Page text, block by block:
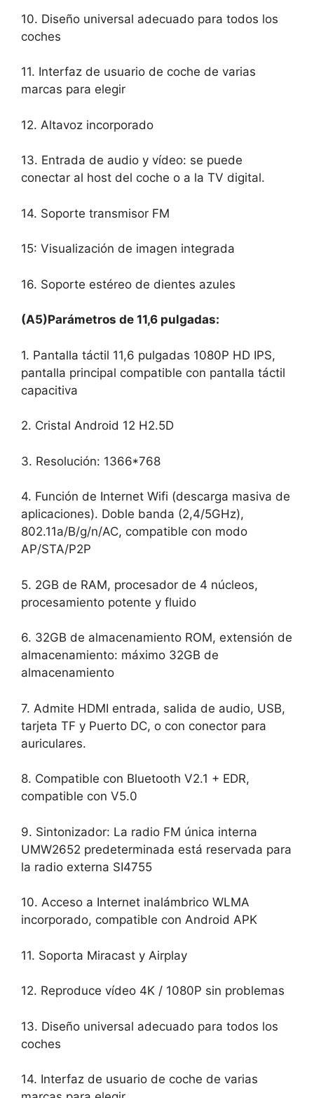
10. Diseño universal adecuado para todos los
coches
11. Interfaz de usuario de coche de varias
marcas para elegir
12. Altavoz incorporado
13. Entrada de audio y vídeo: se puede
conectar al host del coche o a la TV digital.
14. Soporte transmisor FM
15: Visualización de imagen integrada
16. Soporte estéreo de dientes azules
(A5)Parámetros de 11,6 pulgadas:
1. Pantalla táctil 11,6 pulgadas 1080P HD IPS,
pantalla principal compatible con pantalla táctil
capacitiva
2. Cristal Android 12 H2.5D
3. Resolución: 1366*768
4. Función de Internet Wifi (descarga masiva de
aplicaciones). Doble banda (2,4/5GHz),
802.11a/B/g/n/AC, compatible con modo
AP/STA/P2P
5. 2GB de RAM, procesador de 4 núcleos,
procesamiento potente y fluido
6. 32GB de almacenamiento ROM, extensión de
almacenamiento: máximo 32GB de
almacenamiento
7. Admite HDMI entrada, salida de audio, USB,
tarjeta TF y Puerto DC, o con conector para
auriculares.
8. Compatible con Bluetooth V2.1 + EDR,
compatible con V5.0
9. Sintonizador: La radio FM única interna
UMW2652 predeterminada está reservada para
la radio externa SI4755
10. Acceso a Internet inalámbrico WLMA
incorporado, compatible con Android APK
11. Soporta Miracast y Airplay
12. Reproduce vídeo 4K / 1080P sin problemas
13. Diseño universal adecuado para todos los
coches
14. Interfaz de usuario de coche de varias